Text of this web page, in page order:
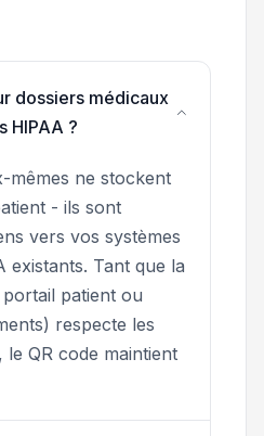
dossiers médicaux
HIPAA ?
mêmes ne stockent
- ils sont
vers vos systèmes
existants. Tant que la
patient ou
respecte les
le QR code maintient